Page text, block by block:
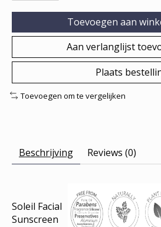
Toevoegen aan
Aan verlanglijst
Plaats
Toevoegen om te vergelijken
Beschrijving Reviews (0)
Soleil Facial
Sunscreen